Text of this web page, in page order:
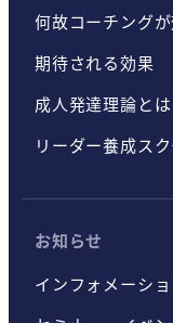
何故コーチング
期待される効果
成人発達理論とは
リーダー養成ス
お知らせ
インフォメーシ